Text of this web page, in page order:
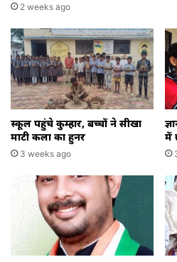
2 weeks ago
स्कूल पहुंचे कुम्हार, बच्चों ने सीखा
माटी कला का हुनर
3 weeks ago
में